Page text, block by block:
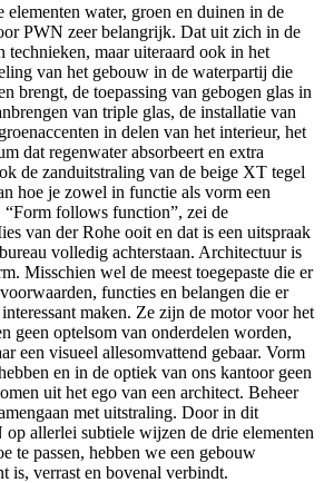
elementen water, groen en duinen in de
PWN zeer belangrijk. Dat uit zich in de
technieken, maar uiteraard ook in het
van het gebouw in de waterpartij die
brengt, de toepassing van gebogen glas in
van triple glas, de installatie van
in delen van het interieur, het
dat regenwater absorbeert en extra
de zanduitstraling van de beige XT tegel
hoe je zowel in functie als vorm een
follows function”, zei de
van der Rohe ooit en dat is een uitspraak
volledig achterstaan. Architectuur is
Misschien wel de meest toegepaste die er
functies en belangen die er
maken. Ze zijn de motor voor het
geen optelsom van onderdelen worden,
een visueel allesomvattend gebaar. Vorm
en in de optiek van ons kantoor geen
uit het ego van een architect. Beheer
met uitstraling. Door in dit
allerlei subtiele wijzen de drie elementen
te passen, hebben we een gebouw
is, verrast en bovenal verbindt.